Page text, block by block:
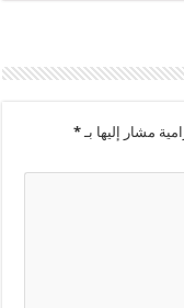
مشار إليها بـ*